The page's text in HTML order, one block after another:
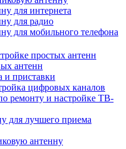
для интернета
для радио
для мобильного телефона
простых антенн
антенн
и приставки
цифровых каналов
ремонту и настройке ТВ-
для лучшего приема
антенну